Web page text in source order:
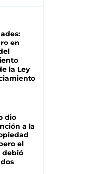
en
la Ley
dio
a la
el
debió